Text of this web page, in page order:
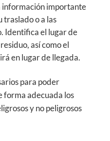
importante
traslado o a las
Identifica el lugar de
así como el
en lugar de llegada.
para poder
forma adecuada los
y no peligrosos